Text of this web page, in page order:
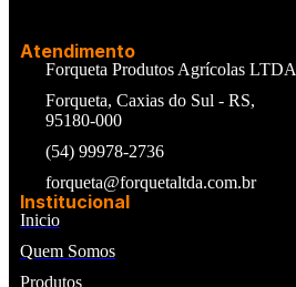
Atendimento
Forqueta Produtos Agrícolas LTDA
Forqueta, Caxias do Sul - RS,
95180-000
(54) 99978-2736
forqueta@forquetaltda.com.br
Institucional
Inicio
Quem Somos
Produtos